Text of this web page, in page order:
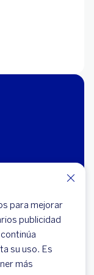
para mejorar
publicidad
su uso. Es
más